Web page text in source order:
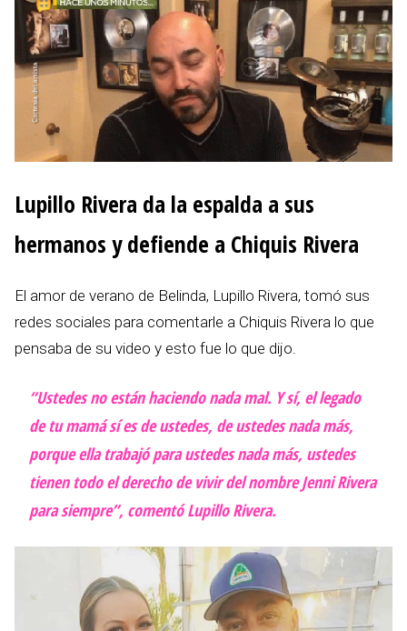
Lupillo Rivera da la espalda a sus
hermanos y defiende a Chiquis Rivera
El amor de verano de Belinda, Lupillo Rivera, tomó sus
redes sociales para comentarle a Chiquis Rivera lo que
pensaba de su video y esto fue lo que dijo.
“Ustedes no están haciendo nada mal. Y sí, el legado
de tu mamá sí es de ustedes, de ustedes nada más,
porque ella trabajó para ustedes nada más, ustedes
tienen todo el derecho de vivir del nombre Jenni Rivera
para siempre”, comentó Lupillo Rivera.